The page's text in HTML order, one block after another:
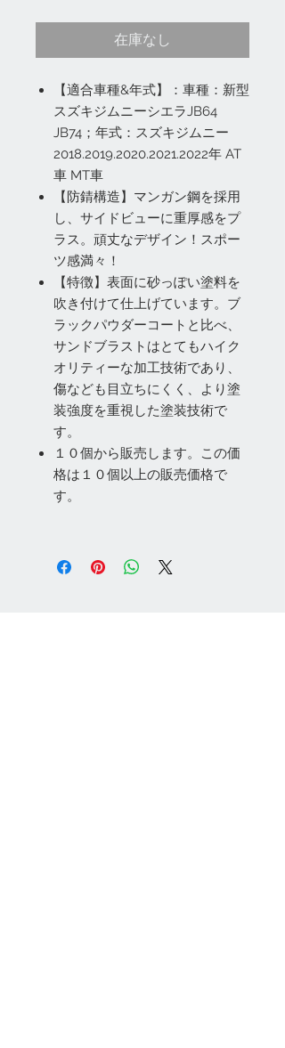
在庫なし
【適合車種&年式】：車種：新型
スズキジムニーシエラJB64
JB74；年式：スズキジムニー
2018.2019.2020.2021.2022年 AT
車 MT車
【防錆構造】マンガン鋼を採用
し、サイドビューに重厚感をプ
ラス。頑丈なデザイン！スポー
ツ感満々！
【特徴】表面に砂っぽい塗料を
吹き付けて仕上げています。ブ
ラックパウダーコートと比べ、
サンドブラストはとてもハイク
オリティーな加工技術であり、
傷なども目立ちにくく、より塗
装強度を重視した塗装技術で
す。
１０個から販売します。この価
格は１０個以上の販売価格で
す。